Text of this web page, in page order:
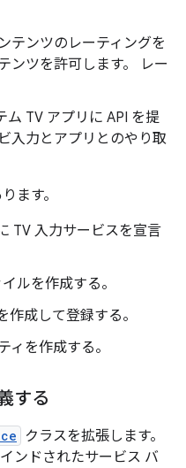
テンツのレーティングを
ンツを許可します。 レー
ム TV アプリに API を提
入力とアプリとのやり取
ます。
TV 入力サービスを宣言
ルを作成する。
成して登録する。
ィを作成する。
する
クラスを拡張します。
ンドされたサービス バ